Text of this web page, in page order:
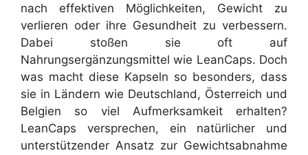
nach effektiven Möglichkeiten, Gewicht zu
verlieren oder ihre Gesundheit zu verbessern.
Dabei stoßen sie oft auf
Nahrungsergänzungsmittel wie LeanCaps. Doch
was macht diese Kapseln so besonders, dass
sie in Ländern wie Deutschland, Österreich und
Belgien so viel Aufmerksamkeit erhalten?
LeanCaps versprechen, ein natürlicher und
unterstützender Ansatz zur Gewichtsabnahme